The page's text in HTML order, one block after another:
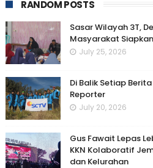
RANDOM POSTS
Sasar Wilayah 3T,
Masyarakat
July 25, 2026
Di Balik Setiap
Reporter
July 20, 2026
Gus Fawait Lepas
KKN Kolaboratif
dan Kelurahan